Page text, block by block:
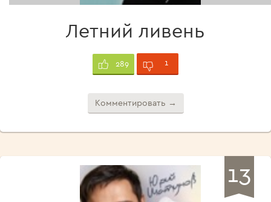
Летний ливень
289 1
Комментировать →
13